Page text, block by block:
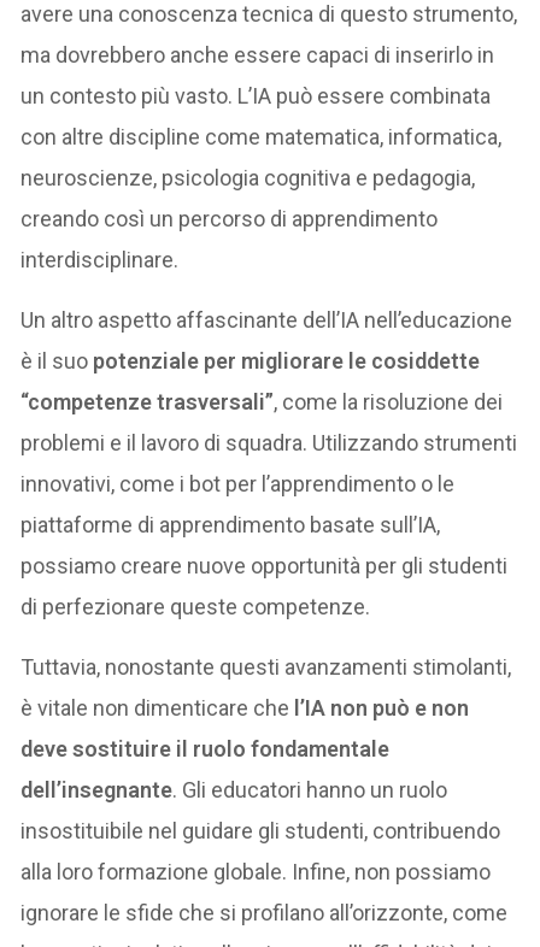
avere una conoscenza tecnica di questo strumento,
ma dovrebbero anche essere capaci di inserirlo in
un contesto più vasto. L’IA può essere combinata
con altre discipline come matematica, informatica,
neuroscienze, psicologia cognitiva e pedagogia,
creando così un percorso di apprendimento
interdisciplinare.
Un altro aspetto affascinante dell’IA nell’educazione
è il suo potenziale per migliorare le cosiddette
“competenze trasversali”, come la risoluzione dei
problemi e il lavoro di squadra. Utilizzando strumenti
innovativi, come i bot per l’apprendimento o le
piattaforme di apprendimento basate sull’IA,
possiamo creare nuove opportunità per gli studenti
di perfezionare queste competenze.
Tuttavia, nonostante questi avanzamenti stimolanti,
è vitale non dimenticare che l’IA non può e non
deve sostituire il ruolo fondamentale
dell’insegnante. Gli educatori hanno un ruolo
insostituibile nel guidare gli studenti, contribuendo
alla loro formazione globale. Infine, non possiamo
ignorare le sfide che si profilano all’orizzonte, come